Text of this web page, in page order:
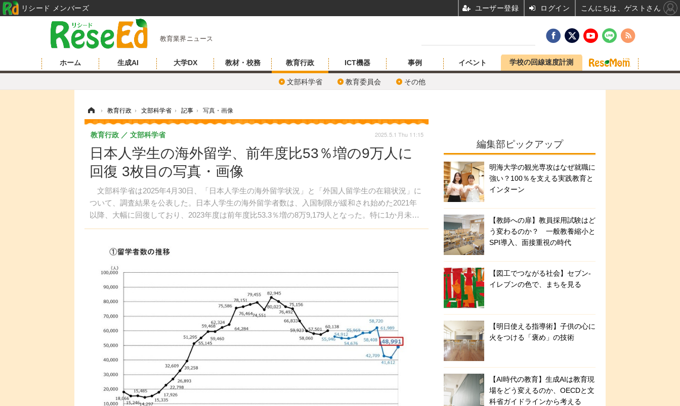
教育業界ニュース
ホーム 生成AI 大学DX 教材・校務 教育行政
文部科学省 教育委員会 その他
ICT機器 事例 イベント 学校の回線速度計測
› 教育行政 › 文部科学省 › 記事 › 写真・画像
日本人学生の海外留学、前年度比53％増の9万人に
回復 3枚目の写真・画像
文部科学省は2025年4月30日、「日本人学生の海外留学状況」と「外国人留学生の在籍状況」に
ついて、調査結果を公表した。日本人学生の海外留学者数は、入国制限が緩和され始めた2021年
以降、大幅に回復しており、2023年度は前年度比53.3％増の8万9,179人となった。特に1か月未満
の短期留学が大幅に増えている。
教育行政 文部科学省 2025.5.1 Thu 11:15
編集部ピックアップ
明海大学の観光専攻はなぜ就職に
強い？100％を支える実践教育と
インターン
【教師への扉】教員採用試験はど
う変わるのか？ 一般教養縮小と
SPI導入、面接重視の時代
【図工でつながる社会】セブン‐
イレブンの色で、まちを見る
【明日使える指導術】子供の心に
火をつける「褒め」の技術
【AI時代の教育】生成AIは教育現
場をどう変えるのか、OECDと文
科省ガイドラインから考える
リシード メンバーズ ユーザー登録 ログイン こんにちは、ゲストさん